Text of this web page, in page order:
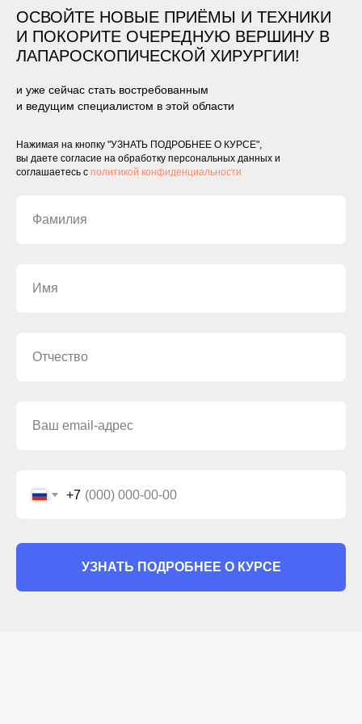
ОСВОЙТЕ НОВЫЕ ПРИЁМЫ И ТЕХНИКИ
И ПОКОРИТЕ ОЧЕРЕДНУЮ ВЕРШИНУ В
ЛАПАРОСКОПИЧЕСКОЙ ХИРУРГИИ!
и уже сейчас стать востребованным
и ведущим специалистом в этой области
Нажимая на кнопку "УЗНАТЬ ПОДРОБНЕЕ О КУРСЕ",
вы даете согласие на обработку персональных данных и
соглашаетесь c политикой конфиденциальности
+7
УЗНАТЬ ПОДРОБНЕЕ О КУРСЕ
Параректальная и пресакральная диссекция
латеральный доступы, как делать это